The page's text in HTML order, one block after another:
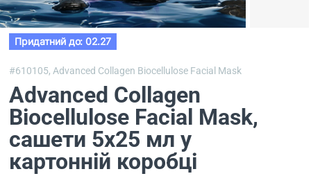
Придатний до: 02.27
#610105,Advanced Collagen Biocellulose Facial Mask
Advanced Collagen
Biocellulose Facial Mask,
сашети 5х25 мл у
картонній коробці